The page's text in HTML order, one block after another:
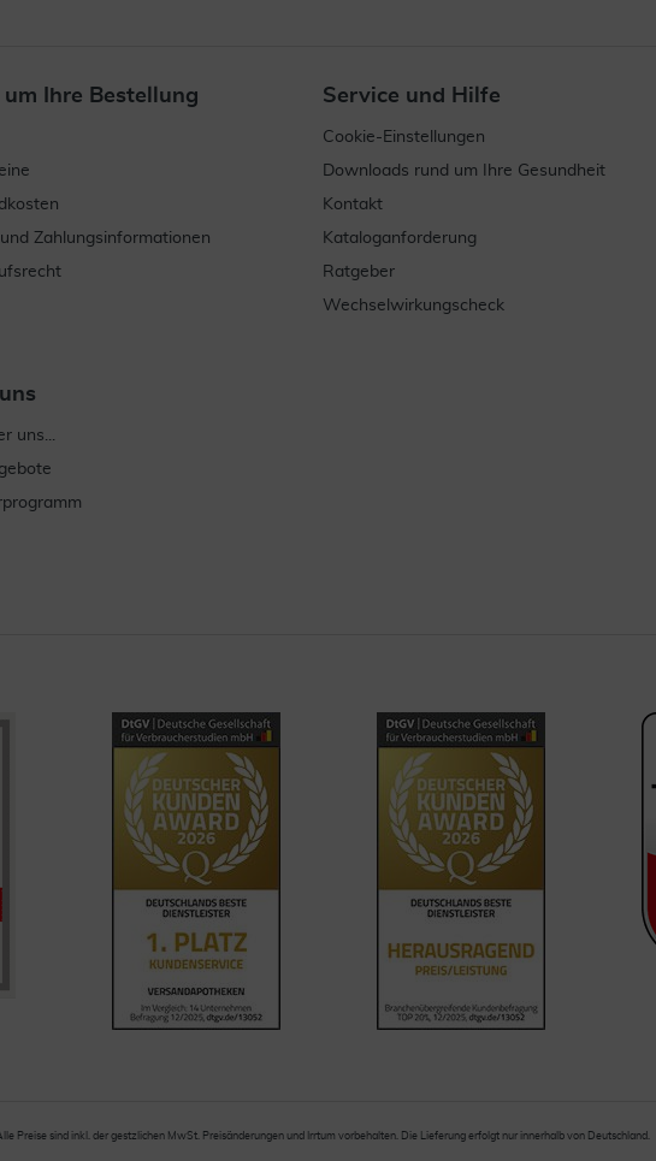
um Ihre Bestellung
Zahlungsinformationen
Service und Hilfe
Cookie-Einstellungen
Downloads rund um Ihre Gesundheit
Kontakt
Kataloganforderung
Ratgeber
Wechselwirkungscheck
uns...
Preise sind inkl. der gestzlichen MwSt. Preisänderungen und Irrtum vorbehalten. Die Lieferung erfolgt nur innerhalb von Deutschland.